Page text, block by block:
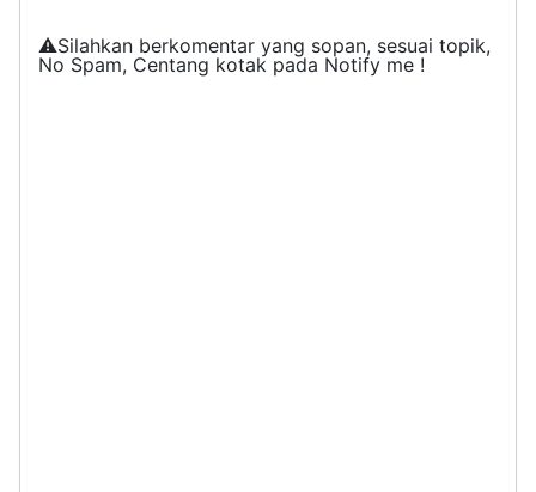
⚠️Silahkan berkomentar yang sopan, sesuai topik,
No Spam, Centang kotak pada Notify me !